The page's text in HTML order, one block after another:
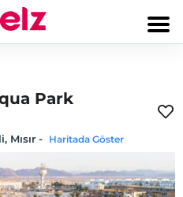
Park
Mısır- Haritada Göster